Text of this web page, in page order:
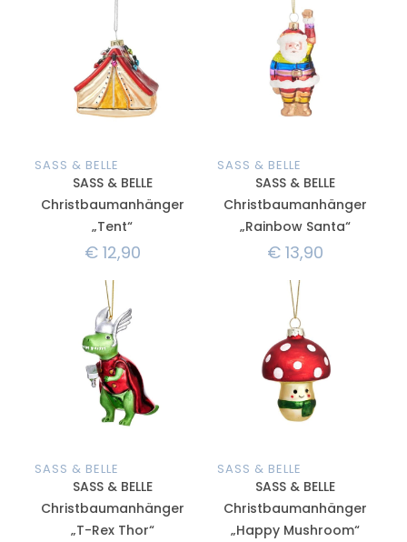
SASS & BELLE
SASS & BELLE
Christbaumanhänger
„Tent“
€12,90
SASS & BELLE
SASS & BELLE
Christbaumanhänger
„Rainbow Santa“
€13,90
SASS & BELLE
SASS & BELLE
Christbaumanhänger
„T-Rex Thor“
SASS & BELLE
SASS & BELLE
Christbaumanhänger
„Happy Mushroom“